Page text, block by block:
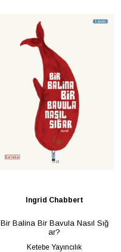
Ingrid Chabbert
Bir Balina Bir Bavula Nasıl Sığ
ar?
Ketebe Yayıncılık